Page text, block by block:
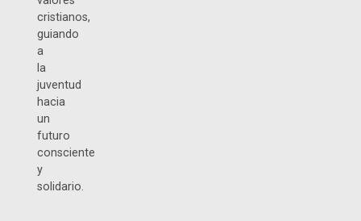
cristianos,
guiando
a
la
juventud
hacia
un
futuro
consciente
y
solidario.